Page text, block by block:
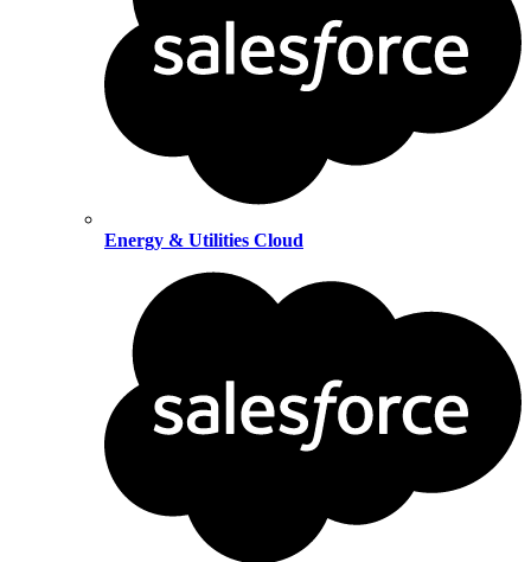
Energy & Utilities Cloud